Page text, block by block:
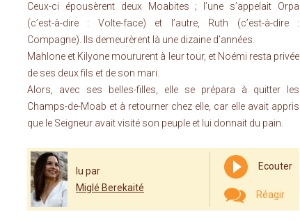
Ceux-ci épousèrent deux Moabites ; l’une s’appelait Orpa
(c’est-à-dire : Volte-face) et l’autre, Ruth (c’est-à-dire :
Compagne). Ils demeurèrent là une dizaine d’années.
Mahlone et Kilyone moururent à leur tour, et Noémi resta privée
de ses deux fils et de son mari.
Alors, avec ses belles-filles, elle se prépara à quitter les
Champs-de-Moab et à retourner chez elle, car elle avait appris
que le Seigneur avait visité son peuple et lui donnait du pain.
lu par
Miglé Berekaité
Ecouter
Réagir